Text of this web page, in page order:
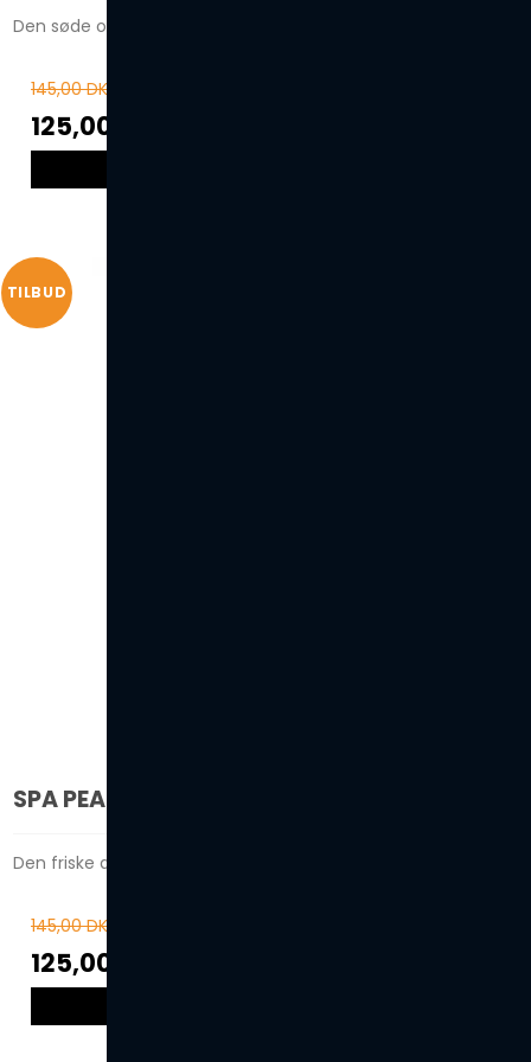
Den søde og friske duft af kiwi!
145,00 DKK
125,00 DKK
TILBUD
SPA PEARLS - PASSION FLOWER
Den friske duft af passionsblomst!
145,00 DKK
125,00 DKK